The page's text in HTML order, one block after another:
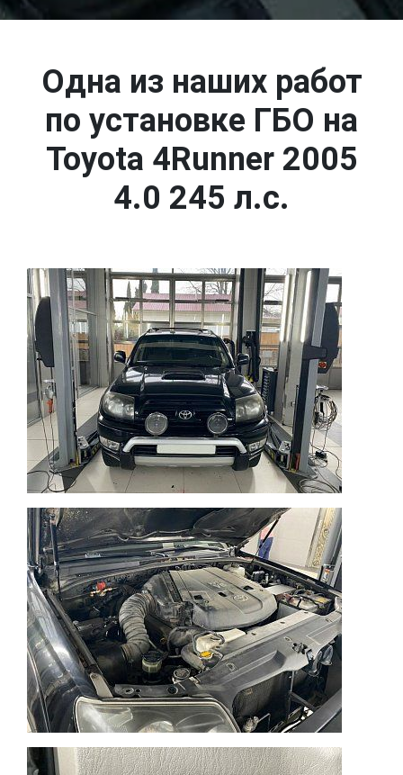
Одна из наших работ
по установке ГБО на
Toyota 4Runner 2005
4.0 245 л.с.